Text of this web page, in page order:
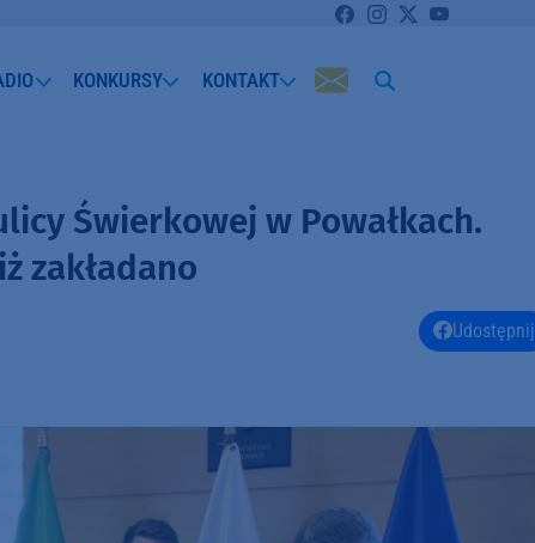
KONKURSY KONTAKT
Świerkowej w Powałkach.
zakładano
Udostępnij